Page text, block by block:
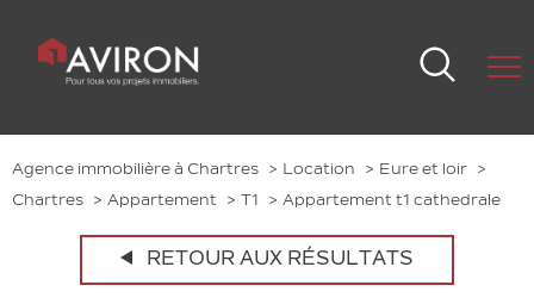
Agence immobilière à Chartres Location
Eure et loir
Chartres
Appartement T1 Appartement t1 cathedrale
RETOUR AUX RÉSULTATS